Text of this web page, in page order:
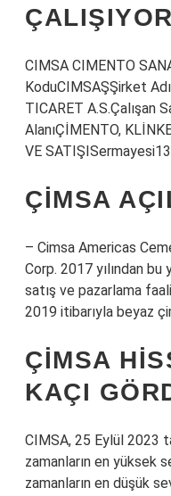
CIMSA CIMENTO
KoduCIMSAŞŞirket
TICARET A.S.Çalışan
AlanıÇİMENTO,
VE
ÇIMSA
– Cimsa Americas
Corp. 2017 yılından
satış ve pazarlama
2019 itibarıyla beyaz
ÇIMSA
KAÇI
CIMSA, 25 Eylül 2023
zamanların en yüksek
zamanların en düşük